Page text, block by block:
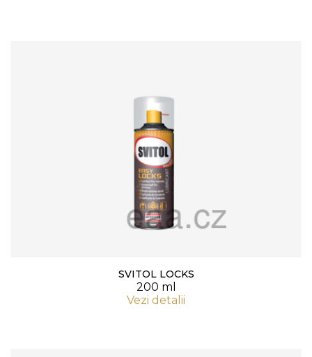
SVITOL LOCKS
200 ml
Vezi detalii